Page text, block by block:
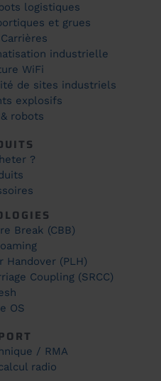
logistiques
et grues
industrielle
WiFi
de sites industriels
explosifs
robots
?
Break (CBB)
Handover (PLH)
Coupling (SRCC)
OS
/ RMA
radio